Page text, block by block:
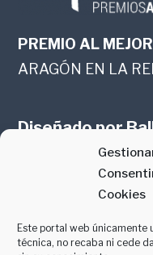
Cookies
Este portal web únicamente
técnica, no recaba ni cede
PREMIO AL
ARAGÓN EN LA
Diseñado por
online en